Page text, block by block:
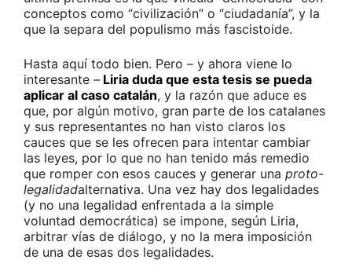
conceptos como “civilización” o “ciudadanía”, y la
que la separa del populismo más fascistoide.
Hasta aquí todo bien. Pero – y ahora viene lo
interesante – Liria duda que esta tesis se pueda
aplicar al caso catalán, y la razón que aduce es
que, por algún motivo, gran parte de los catalanes
y sus representantes no han visto claros los
cauces que se les ofrecen para intentar cambiar
las leyes, por lo que no han tenido más remedio
que romper con esos cauces y generar una proto-
legalidadalternativa. Una vez hay dos legalidades
(y no una legalidad enfrentada a la simple
voluntad democrática) se impone, según Liria,
arbitrar vías de diálogo, y no la mera imposición
de una de esas dos legalidades.